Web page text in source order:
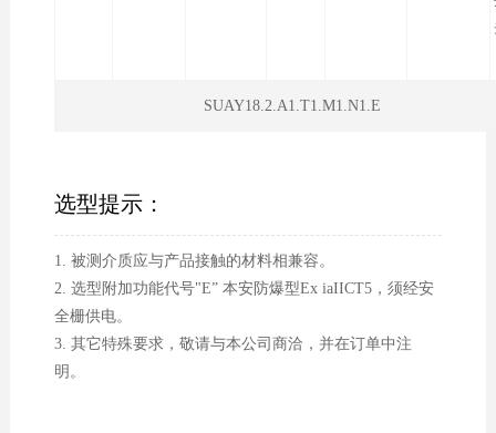
SUAY18.2.A1.T1.M1.N1.E
选型提示：
1. 被测介质应与产品接触的材料相兼容。
2. 选型附加功能代号"E” 本安防爆型Ex iaIICT5，须经安
全栅供电。
3. 其它特殊要求，敬请与本公司商洽，并在订单中注
明。